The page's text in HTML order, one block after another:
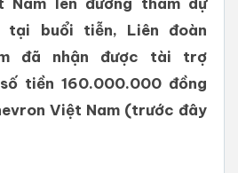
tại buổi tiễn, Liên đoàn
đã nhận được tài trợ
tiền 160.000.000 đồng
Việt Nam (trước đây